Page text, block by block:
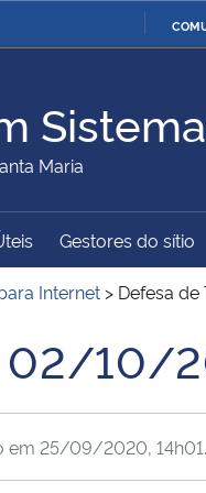
Ministério da Defesa
Ministério da Cidadania
Ministério do
Desenvolvimento
Advocacia-Geral da União
Maria
Gestores do sítio
Internet > Defesa
02/10/
em 25/09/2020, 14h01